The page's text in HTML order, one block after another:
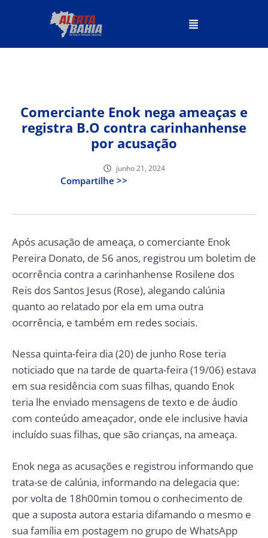
Comerciante Enok nega ameaças e
registra B.O contra carinhanhense
por acusação
junho 21, 2024
Compartilhe >>
Após acusação de ameaça, o comerciante Enok
Pereira Donato, de 56 anos, registrou um boletim de
ocorrência contra a carinhanhense Rosilene dos
Reis dos Santos Jesus (Rose), alegando calúnia
quanto ao relatado por ela em uma outra
ocorrência, e também em redes sociais.
Nessa quinta-feira dia (20) de junho Rose teria
noticiado que na tarde de quarta-feira (19/06) estava
em sua residência com suas filhas, quando Enok
teria lhe enviado mensagens de texto e de áudio
com conteúdo ameaçador, onde ele inclusive havia
incluído suas filhas, que são crianças, na ameaça.
Enok nega as acusações e registrou informando que
trata-se de calúnia, informando na delegacia que:
por volta de 18h00min tomou o conhecimento de
que a suposta autora estaria difamando o mesmo e
sua família em postagem no grupo de WhatsApp